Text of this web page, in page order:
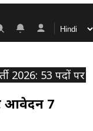
2026: 53 पदों पर
आवेदन 7